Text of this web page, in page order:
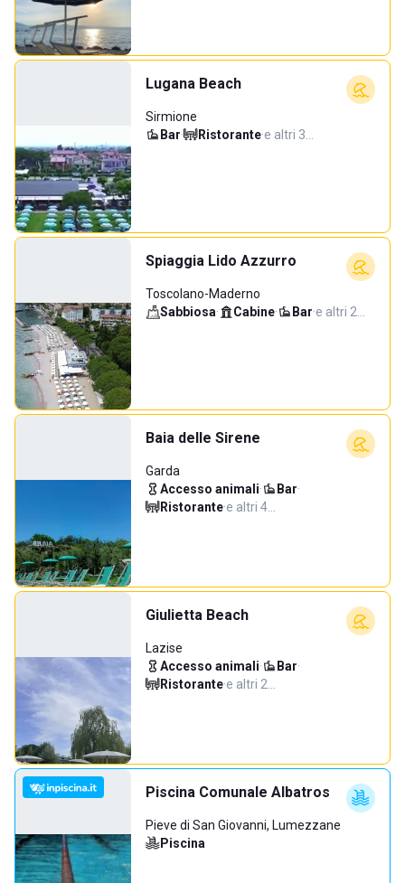
Lugana Beach
Sirmione
Bar· Ristorante·e altri 3…
Spiaggia Lido Azzurro
Toscolano-Maderno
Sabbiosa· Cabine· Bar·e altri 2…
Baia delle Sirene
Garda
Accesso animali· Bar·
Ristorante·e altri 4…
Giulietta Beach
Lazise
Accesso animali· Bar·
Ristorante·e altri 2…
Piscina Comunale Albatros
Pieve di San Giovanni, Lumezzane
Piscina